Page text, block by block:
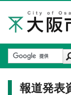
報道発表